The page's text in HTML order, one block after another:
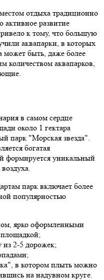
отдыха традиционно
развитие
к тому, что большую
аквапарки, в которых
может быть, даже более
количеством аквапарков,
в самом сердце
около 1 гектара
парк "Морская звезда".
богатая
формируется уникальный
парк включает более
популярностью
ярко оформленными
из 2-5 дорожек;
в котором плыть можно
на надувном круге.